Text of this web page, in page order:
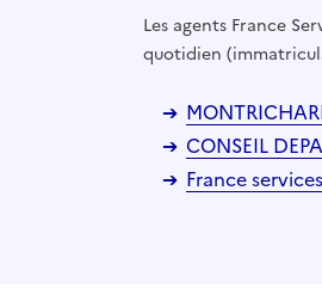
Les agents France
quotidien
CONSEIL
France